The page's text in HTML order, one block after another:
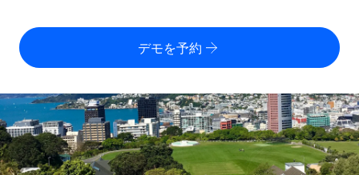
Contractor of Record
世界中の契約社員と法令を遵守して契約
世界中の契約社員をオンボーディングし、管理
PEO
複雑な雇用関連業務を外部委託
Remoteを他社と比較
成長の段階
スタートアップ
従業員コスト計算ツール
契約社員の報酬計算ツール
グローバルな契約社員向けに、通貨オプションと支払スピー
ドを確認する
English
Nederlands
Français
ログイン
デモを予約